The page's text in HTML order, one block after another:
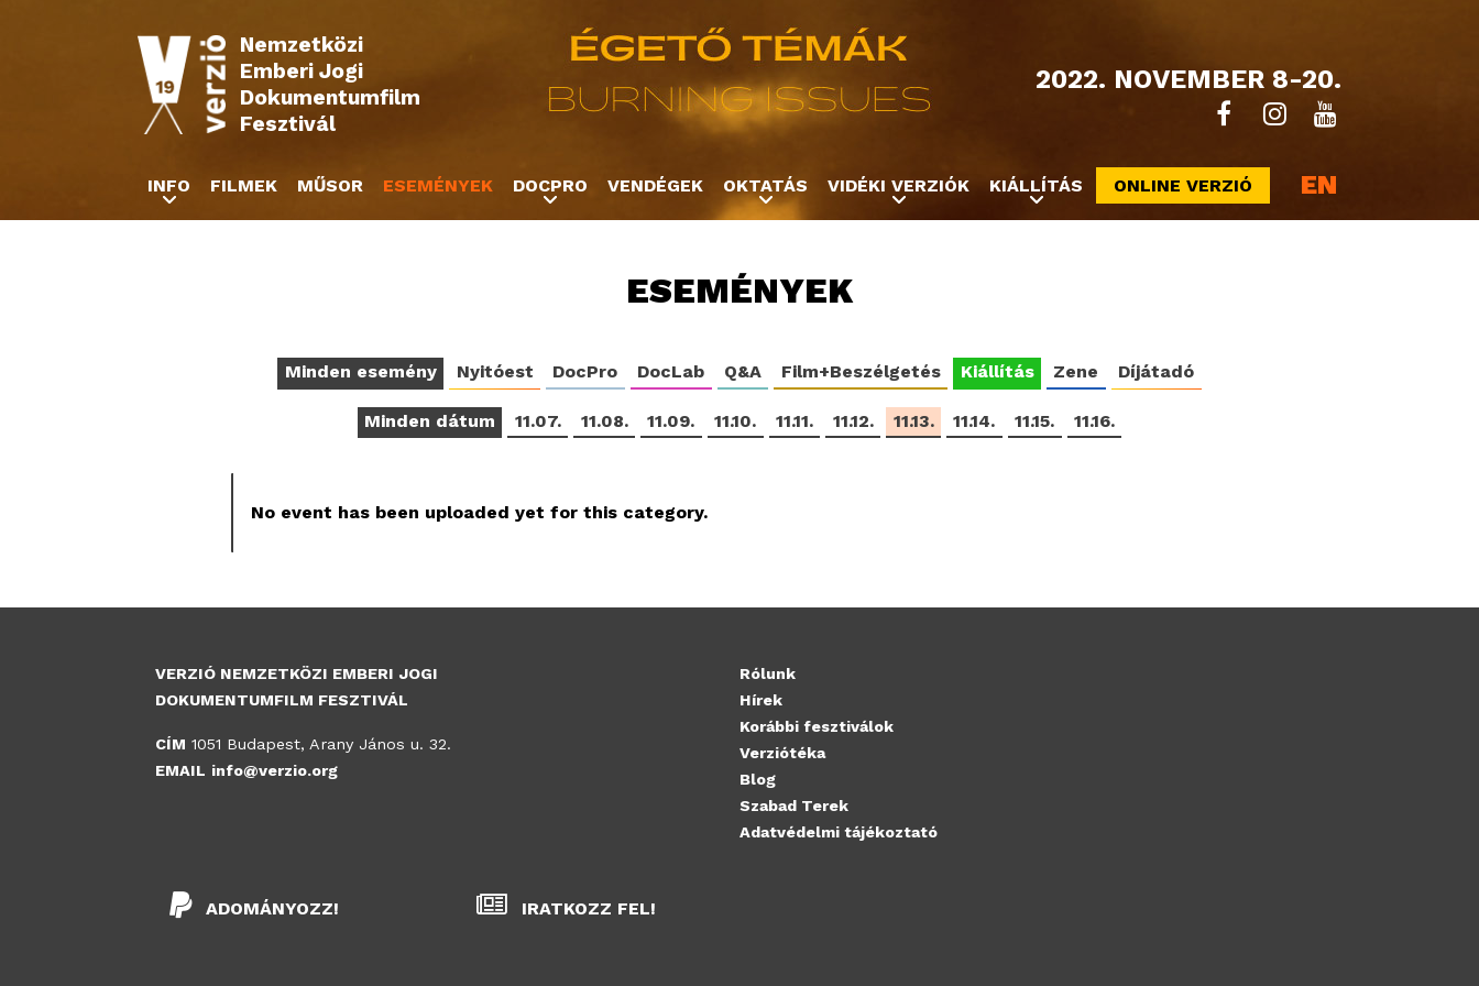
2022. NOVEMBER 8-20.
Nemzetközi
Emberi Jogi
Dokumentumfilm
Fesztivál
ESEMÉNYEK
Minden esemény Nyitóest DocPro DocLab Q&A Film+Beszélgetés Kiállítás Zene Díjátadó
Minden dátum 11.07. 11.08. 11.09. 11.10. 11.11. 11.12. 11.13. 11.14. 11.15. 11.16.
No event has been uploaded yet for this category.
INFO FILMEK MŰSOR ESEMÉNYEK DOCPRO VENDÉGEK OKTATÁS VIDÉKI VERZIÓK KIÁLLÍTÁS ONLINE VERZIÓ EN
VERZIÓ NEMZETKÖZI EMBERI JOGI
DOKUMENTUMFILM FESZTIVÁL
CÍM 1051 Budapest, Arany János u. 32.
EMAIL info@verzio.org
ADOMÁNYOZZ! IRATKOZZ FEL!
Rólunk
Hírek
Korábbi fesztiválok
Verziótéka
Blog
Szabad Terek
Adatvédelmi tájékoztató